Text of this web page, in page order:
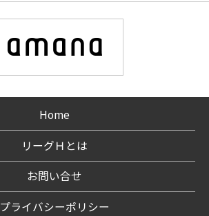
Home
リーグＨとは
お問い合せ
プライバシーポリシー